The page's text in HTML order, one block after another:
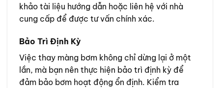
khảo tài liệu hướng dẫn hoặc liên hệ với nhà
cung cấp để được tư vấn chính xác.
Bảo Trì Định Kỳ
Việc thay màng bơm không chỉ dừng lại ở một
lần, mà bạn nên thực hiện bảo trì định kỳ để
đảm bảo bơm hoạt động ổn định. Kiểm tra